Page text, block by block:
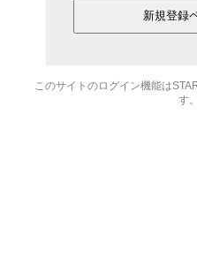
新規登録
このサイトのログイン機能は
す。